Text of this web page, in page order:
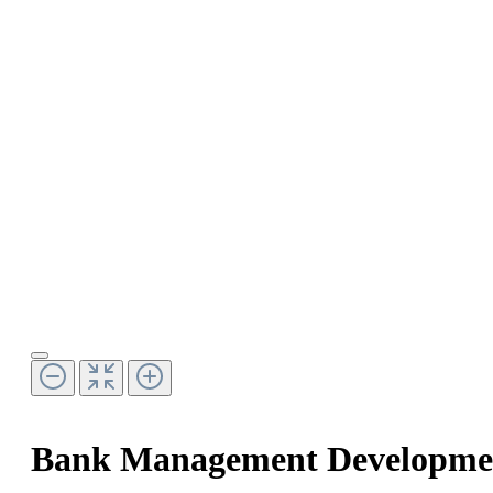
Bank Management